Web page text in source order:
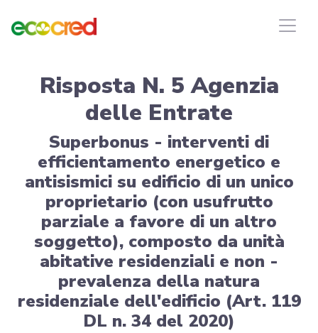
Risposta N. 5 Agenzia
delle Entrate
Superbonus - interventi di
efficientamento energetico e
antisismici su edificio di un unico
proprietario (con usufrutto
parziale a favore di un altro
soggetto), composto da unità
abitative residenziali e non -
prevalenza della natura
residenziale dell'edificio (Art. 119
DL n. 34 del 2020)